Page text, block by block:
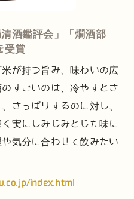
酒鑑評会」「燗酒部
受賞
が持つ旨み、味わいの広
すごいのは、冷やすとさ
さっぱりするのに対し、
実にしみじみとじた味に
気分に合わせて飲みたい
index.html